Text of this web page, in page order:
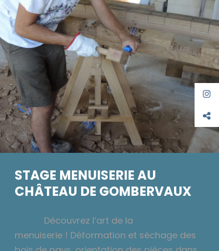
STAGE MENUISERIE AU
CHÂTEAU DE GOMBERVAUX
Découvrez l’art de la
menuiserie ! Déformation et séchage des